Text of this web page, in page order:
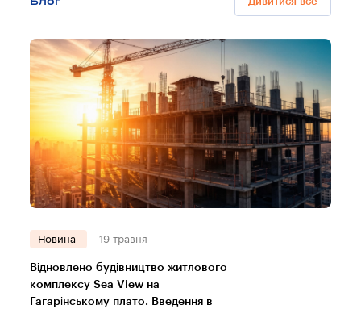
Новина 19 травня
Відновлено будівництво житлового
комплексу Sea View на
Гагарінському плато. Введення в